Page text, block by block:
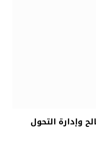
وإدارة التحول